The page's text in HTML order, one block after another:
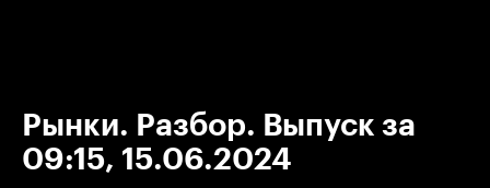
Рынки. Разбор. Выпуск за
09:15, 15.06.2024